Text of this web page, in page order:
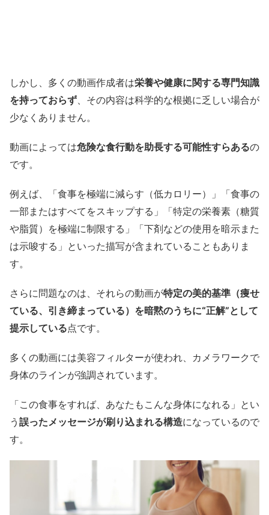
しかし、多くの動画作成者は栄養や健康に関する専門知識
を持っておらず、その内容は科学的な根拠に乏しい場合が
少なくありません。
動画によっては危険な食行動を助長する可能性すらあるの
です。
例えば、「食事を極端に減らす（低カロリー）」「食事の
一部またはすべてをスキップする」「特定の栄養素（糖質
や脂質）を極端に制限する」「下剤などの使用を暗示また
は示唆する」といった描写が含まれていることもありま
す。
さらに問題なのは、それらの動画が特定の美的基準（痩せ
ている、引き締まっている）を暗黙のうちに“正解”として
提示している点です。
多くの動画には美容フィルターが使われ、カメラワークで
身体のラインが強調されています。
「この食事をすれば、あなたもこんな身体になれる」とい
う 誤ったメッセージが刷り込まれる構造になっているので
す。